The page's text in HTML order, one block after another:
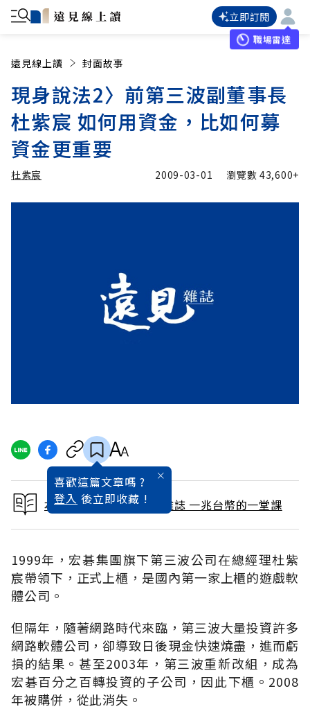
立即訂閱
職場雷達
遠見線上讀 封面故事
現身說法2〉前第三波副董事長
杜紫宸 如何用資金，比如何募
資金更重要
杜紫宸 2009-03-01 瀏覽數43,600+
喜歡這篇文章嗎 ?
登入 後立即收藏 !
本文出自 2009 / 3月號雜誌 一兆台幣的一堂課
1999年，宏碁集團旗下第三波公司在總經理杜紫
宸帶領下，正式上櫃，是國內第一家上櫃的遊戲軟
體公司。
但隔年，隨著網路時代來臨，第三波大量投資許多
網路軟體公司，卻導致日後現金快速燒盡，進而虧
損的結果。甚至2003年，第三波重新改組，成為
宏碁百分之百轉投資的子公司，因此下櫃。2008
年被購併，從此消失。